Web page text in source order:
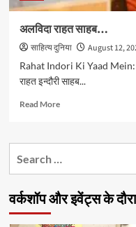
अलविदा राहत साहब…
साहित्य दुनिया August 12,
Rahat Indori Ki Yaad Mein:
राहत इन्दौरी साहब...
Read MoreRead
अलविदा
वर्कशॉप और इवेंट्स के